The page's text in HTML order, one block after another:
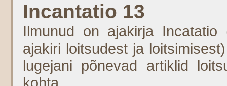
Incantatio 13
Ilmunud on ajakirja Incatatio
ajakiri loitsudest ja
lugejani põnevad artiklid